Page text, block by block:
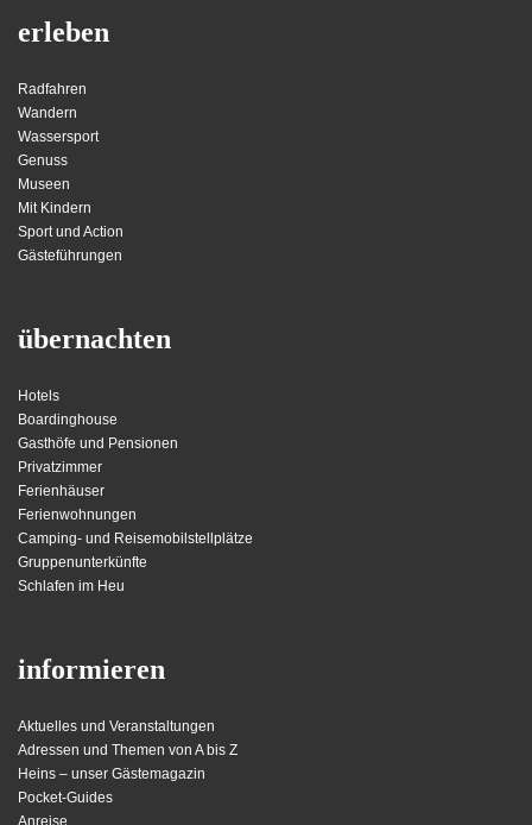
erleben
Radfahren
Wandern
Wassersport
Genuss
Museen
Mit Kindern
Sport und Action
Gästeführungen
übernachten
Hotels
Boardinghouse
Gasthöfe und Pensionen
Privatzimmer
Ferienhäuser
Ferienwohnungen
Camping- und Reisemobilstellplätze
Gruppenunterkünfte
Schlafen im Heu
informieren
Aktuelles und Veranstaltungen
Adressen und Themen von A bis Z
Heins – unser Gästemagazin
Pocket-Guides
Anreise